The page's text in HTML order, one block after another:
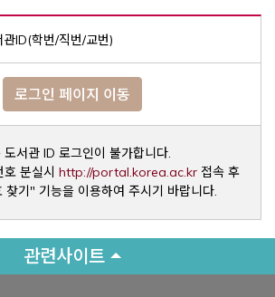
관ID(학번/직번/교번)
로그인 페이지 이동
서관 ID 로그인이 불가합니다.
분실시 http://portal.korea.ac.krOpens a
접속 후
찾기" 기능을 이용하여 주시기 바랍니다.
관련사이트